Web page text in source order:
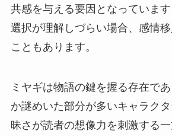
共感を与える要因となっていま
選択が理解しづらい場合、感情
こともあります。
ミヤギは物語の鍵を握る存在で
か謎めいた部分が多いキャラク
昧さが読者の想像力を刺激する